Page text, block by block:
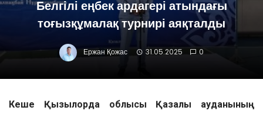
Белгілі еңбек ардагері атындағы
тоғызқұмалақ турнирі аяқталды
Ержан Қожас 31.05.2025 0
Кеше Қызылорда облысы Қазалы ауданының